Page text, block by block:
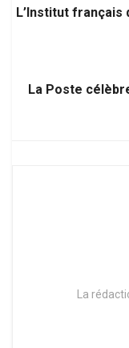
L’Institut
La Poste
La